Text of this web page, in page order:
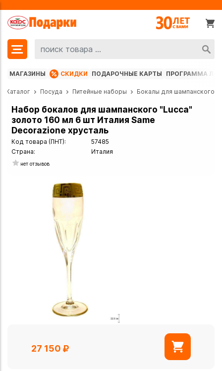
МАГАЗИНЫ СКИДКИ ПОДАРОЧНЫЕ КАРТЫ ПРОГРАММА
Каталог Посуда Питейные наборы Бокалы для шампанского
Набор бокалов для шампанского "Lucca"
золото 160 мл 6 шт Италия Same
Decorazione хрусталь
Код товара (ПНТ):
57485
Страна:
Италия
нет отзывов
27 150